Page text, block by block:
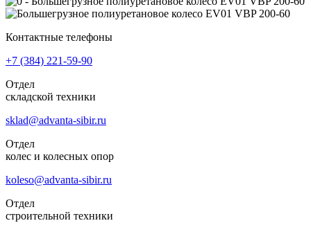
Контактные телефоны
+7 (384) 221-59-90
Отдел
складской техники
sklad@advanta-sibir.ru
Отдел
колес и колесных опор
koleso@advanta-sibir.ru
Отдел
строительной техники